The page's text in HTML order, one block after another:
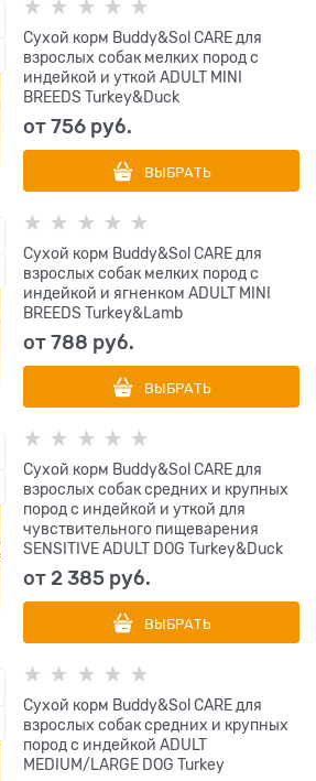
Сухой корм Buddy&Sol CARE для
взрослых собак мелких пород с
индейкой и уткой ADULT MINI
BREEDS Turkey&Duck
от756 руб.
ВЫБРАТЬ
Сухой корм Buddy&Sol CARE для
взрослых собак мелких пород с
индейкой и ягненком ADULT MINI
BREEDS Turkey&Lamb
от788 руб.
ВЫБРАТЬ
Сухой корм Buddy&Sol CARE для
взрослых собак средних и крупных
пород с индейкой и уткой для
чувствительного пищеварения
SENSITIVE ADULT DOG Turkey&Duck
от2 385 руб.
ВЫБРАТЬ
Сухой корм Buddy&Sol CARE для
взрослых собак средних и крупных
пород с индейкой ADULT
MEDIUM/LARGE DOG Turkey